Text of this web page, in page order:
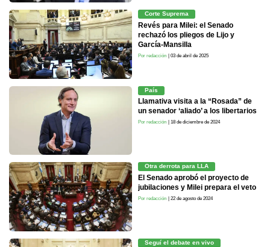
Corte Suprema
Revés para Milei: el Senado
rechazó los pliegos de Lijo y
García-Mansilla
Por redacción | 03 de abril de 2025
País
Llamativa visita a la “Rosada” de
un senador ‘aliado’ a los libertarios
Por redacción | 18 de diciembre de 2024
Otra derrota para LLA
El Senado aprobó el proyecto de
jubilaciones y Milei prepara el veto
Por redacción | 22 de agosto de 2024
Seguí el debate en vivo